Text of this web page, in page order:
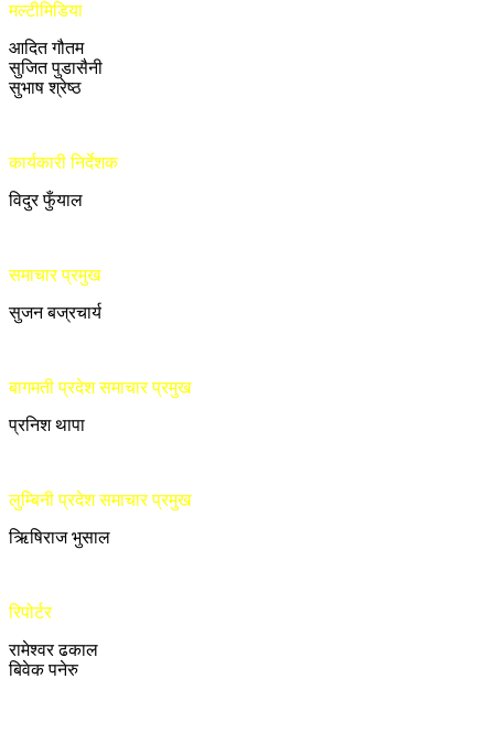
मल्टीमिडिया
आदित गौतम
सुजित पुडासैनी
सुभाष श्रेष्ठ
कार्यकारी निर्देशक
विदुर फुँयाल
समाचार प्रमुख
सुजन बज्रचार्य
बागमती प्रदेश समाचार प्रमुख
प्रनिश थापा
लुम्बिनी प्रदेश समाचार प्रमुख
ऋिषिराज भुसाल
रिपोर्टर
रामेश्वर ढकाल
बिवेक पनेरु